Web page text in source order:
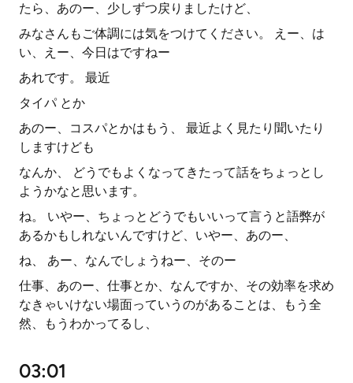
たら、あのー、少しずつ戻りましたけど、
みなさんもご体調には気をつけてください。 えー、は
い、えー、今日はですねー
あれです。 最近
タイパ とか
あのー、コスパとかはもう、 最近よく見たり聞いたり
しますけども
なんか、 どうでもよくなってきたって話をちょっとし
ようかなと思います。
ね。 いやー、ちょっとどうでもいいって言うと語弊が
あるかもしれないんですけど、いやー、あのー、
ね、 あー、なんでしょうねー、そのー
仕事、あのー、仕事とか、なんですか、その効率を求め
なきゃいけない場面っていうのがあることは、もう全
然、もうわかってるし、
03:01